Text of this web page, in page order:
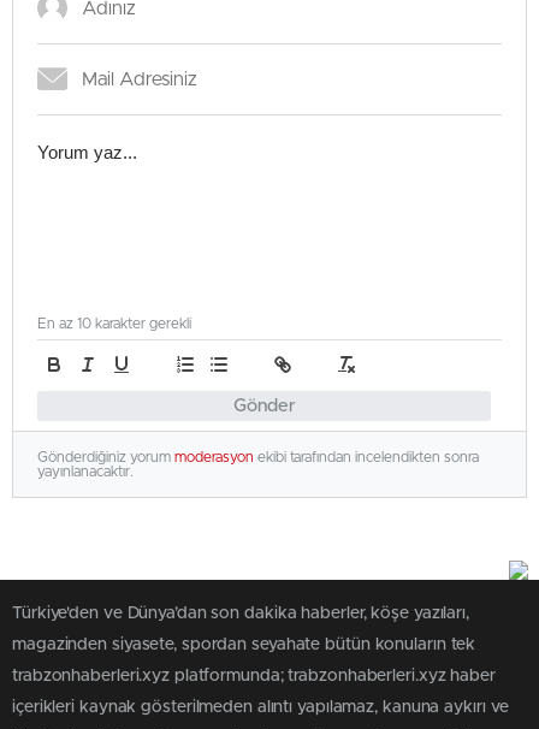
Gönder
En az 10 karakter gerekli
Gönderdiğiniz yorum moderasyon ekibi tarafından incelendikten sonra
yayınlanacaktır.
Türkiye'den ve Dünya’dan son dakika haberler, köşe yazıları,
magazinden siyasete, spordan seyahate bütün konuların tek
trabzonhaberleri.xyz platformunda; trabzonhaberleri.xyz haber
içerikleri kaynak gösterilmeden alıntı yapılamaz, kanuna aykırı ve